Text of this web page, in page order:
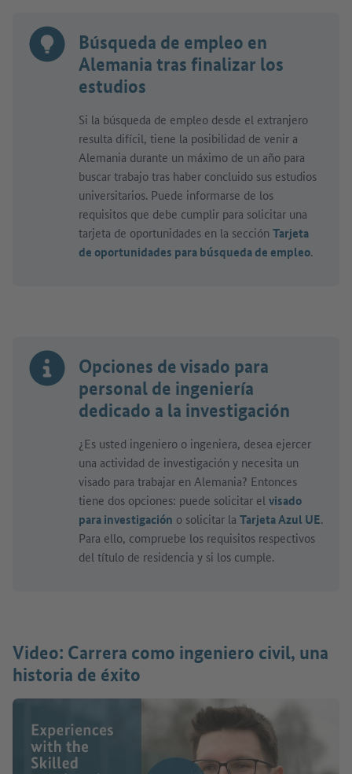
Búsqueda de empleo en
Alemania tras finalizar los
estudios
Si la búsqueda de empleo desde el extranjero
resulta difícil, tiene la posibilidad de venir a
Alemania durante un máximo de un año para
buscar trabajo tras haber concluido sus estudios
universitarios. Puede informarse de los
requisitos que debe cumplir para solicitar una
tarjeta de oportunidades en la sección Tarjeta
de oportunidades para búsqueda de empleo.
Opciones de visado para
personal de ingeniería
dedicado a la investigación
¿Es usted ingeniero o ingeniera, desea ejercer
una actividad de investigación y necesita un
visado para trabajar en Alemania? Entonces
tiene dos opciones: puede solicitar el visado
para investigación o solicitar la Tarjeta Azul UE.
Para ello, compruebe los requisitos respectivos
del título de residencia y si los cumple.
Video: Carrera como ingeniero civil, una
historia de éxito